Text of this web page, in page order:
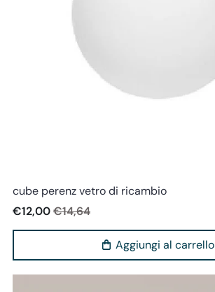
cube perenz vetro di ricambio
€12,00€14,64
Aggiungi al carrello